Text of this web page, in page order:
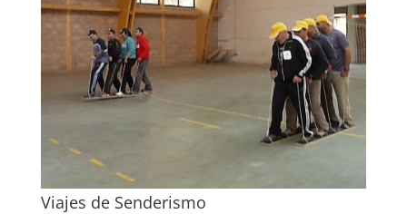
Viajes de Senderismo